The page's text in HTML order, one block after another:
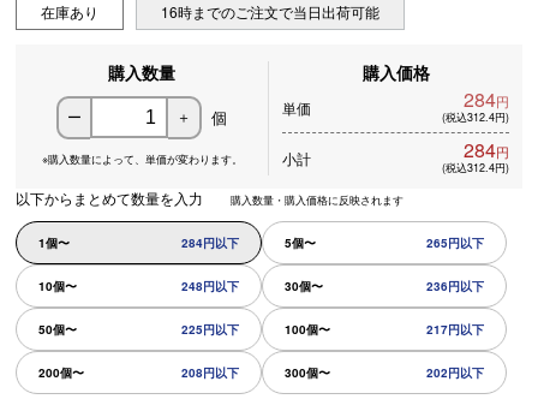
在庫あり 16時までのご注文で当日出荷可能
購入数量
ー ＋ 個
※購入数量によって、 単価が変わります。
購入価格
単価 284円
(税込312.4円)
小計 284円
(税込312.4円)
以下からまとめて数量を入力 購入数量・購入価格に反映されます
1個〜 284円以下 5個〜 265円以下
10個〜 248円以下 30個〜 236円以下
50個〜 225円以下 100個〜 217円以下
200個〜 208円以下 300個〜 202円以下